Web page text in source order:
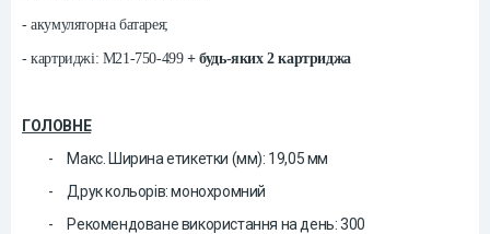
- акумуляторна батарея;
- картриджі: M21-750-499 + будь-яких 2 картриджа
ГОЛОВНЕ
-
Макс. Ширина етикетки (мм): 19,05 мм
-
Друккольорів:монохромний
-
Рекомендоване використання на день:300